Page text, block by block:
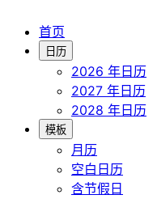
首页
日历
2026 年日历
2027 年日历
2028 年日历
模板
月历
空白日历
含节假日